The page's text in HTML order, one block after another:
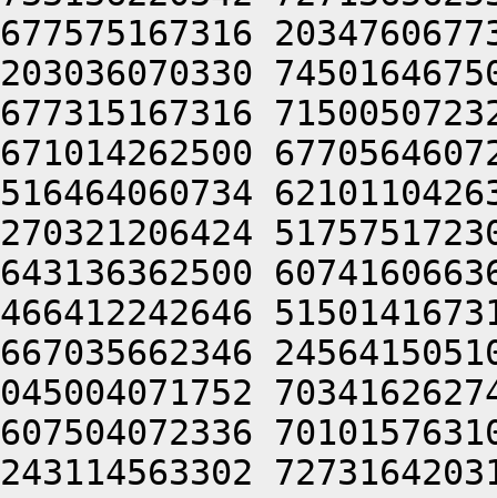
677575167316
203036070330
677315167316
671014262500
516464060734
270321206424
643136362500
466412242646
667035662346
045004071752
607504072336
243114563302